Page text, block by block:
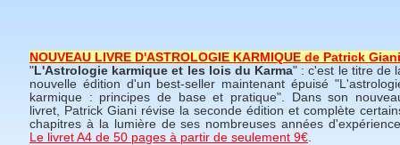
NOUVEAU LIVRE D'ASTROLOGIE KARMIQUE de Patrick Giani
" L'Astrologie karmique et les lois du Karma" : c'est le titre de
nouvelle édition d'un best-seller maintenant épuisé
karmique : principes de base et pratique". Dans son
livret, Patrick Giani révise la seconde édition et complète
chapitres à la lumière de ses nombreuses années
Le livret A4 de 50 pages à partir de seulement 9€.